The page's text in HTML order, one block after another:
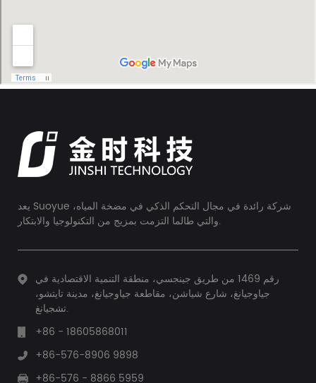
يعد Suoyue شركة رائدة في مجال التحكم الذكي في مضخة المياه،
والتي طالما التزمت بمزيج من التكنولوجيا والابتكار.
رقم 1469 من طريق جينجسي، منطقة التنمية الاقتصادية في
جياوجيانغ، شارع شياشن، مقاطعة جياوجيانغ، مدينة تايتشو،
تشجيانغ.
+86 - 18605868011
+86-576-8906 9898
+86-576 - 8866 5959